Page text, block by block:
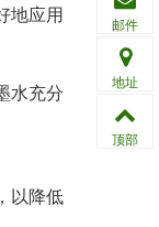
地应用
水充分
以降低
邮件
地址
顶部